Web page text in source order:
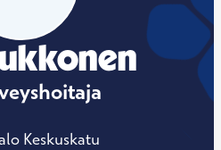
Keskuskatu